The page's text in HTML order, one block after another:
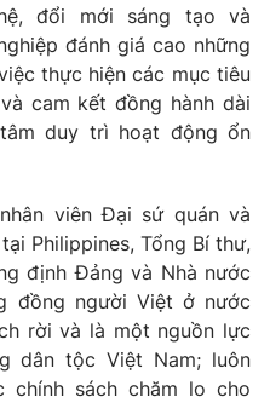
đổi mới sáng tạo và
đánh giá cao những
thực hiện các mục tiêu
cam kết đồng hành dài
duy trì hoạt động ổn
viên Đại sứ quán và
Philippines, Tổng Bí thư,
định Đảng và Nhà nước
đồng người Việt ở nước
rời và là một nguồn lực
dân tộc Việt Nam; luôn
sách chăm lo cho